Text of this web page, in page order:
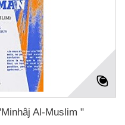
Al-Muslim "